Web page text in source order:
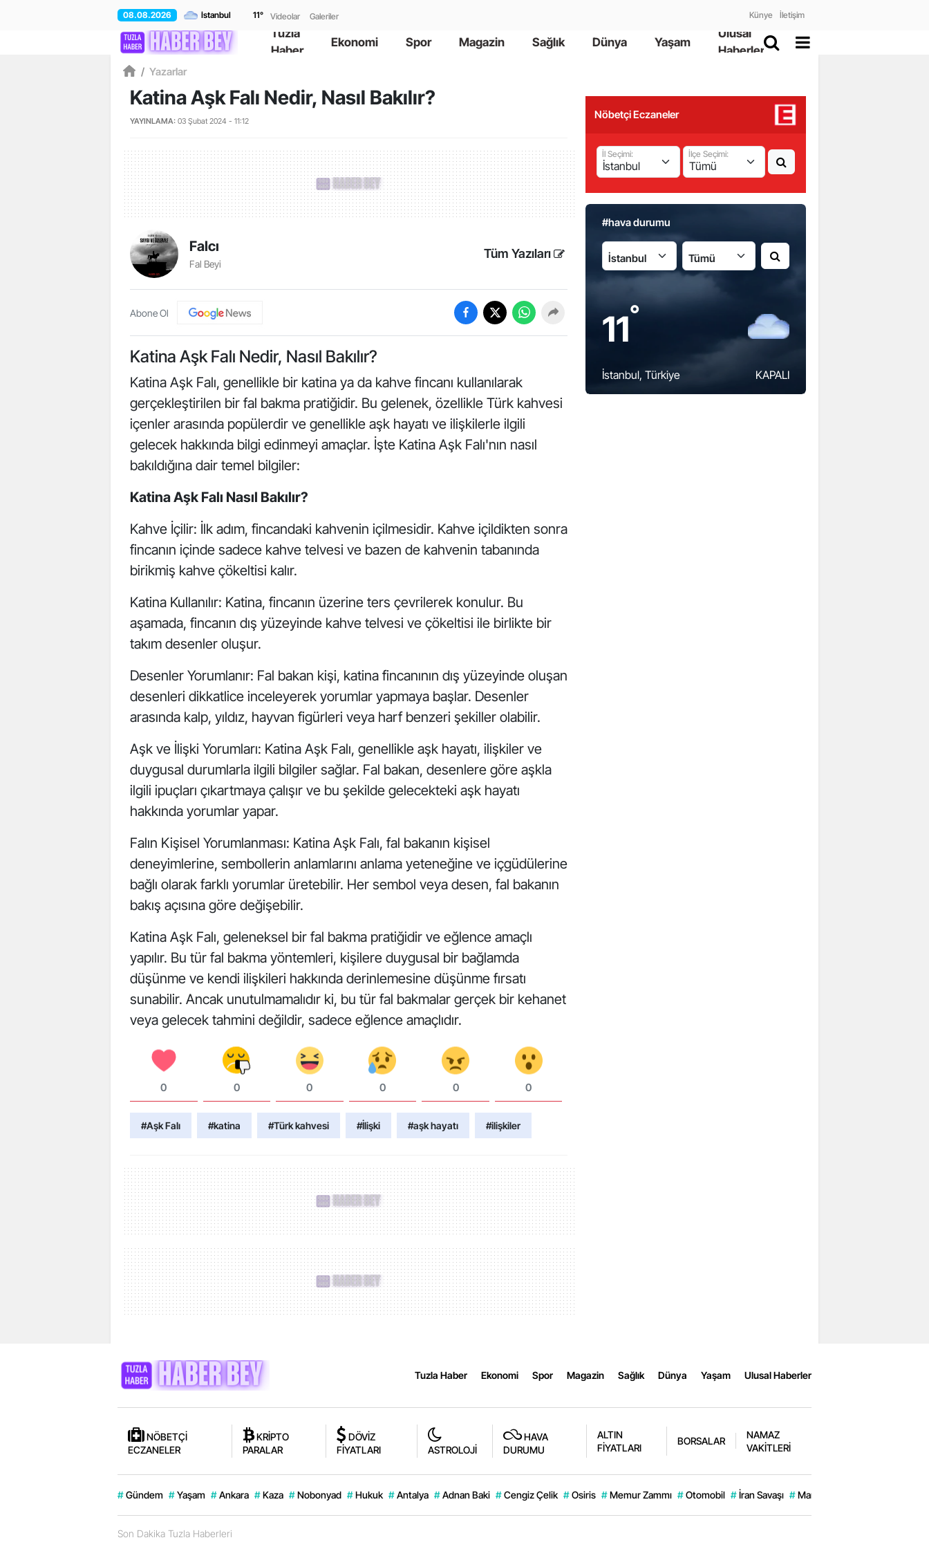
08.08.2026 11° Videolar Galeriler Künye İletişim
Tuzla
Haber
Ekonomi Spor Magazin Sağlık Dünya Yaşam
Ulusal
Haberler
/ Yazarlar
Katina Aşk Falı Nedir, Nasıl Bakılır?
YAYINLAMA: 03 Şubat 2024 - 11:12
Falcı
Fal Beyi
Tüm Yazıları
Abone Ol
Katina Aşk Falı Nedir, Nasıl Bakılır?
Katina Aşk Falı, genellikle bir katina ya da kahve fincanı kullanılarak
gerçekleştirilen bir fal bakma pratiğidir. Bu gelenek, özellikle Türk kahvesi
içenler arasında popülerdir ve genellikle aşk hayatı ve ilişkilerle ilgili
gelecek hakkında bilgi edinmeyi amaçlar. İşte Katina Aşk Falı'nın nasıl
bakıldığına dair temel bilgiler:
Katina Aşk Falı Nasıl Bakılır?
Kahve İçilir: İlk adım, fincandaki kahvenin içilmesidir. Kahve içildikten sonra
fincanın içinde sadece kahve telvesi ve bazen de kahvenin tabanında
birikmiş kahve çökeltisi kalır.
Katina Kullanılır: Katina, fincanın üzerine ters çevrilerek konulur. Bu
aşamada, fincanın dış yüzeyinde kahve telvesi ve çökeltisi ile birlikte bir
takım desenler oluşur.
Desenler Yorumlanır: Fal bakan kişi, katina fincanının dış yüzeyinde oluşan
desenleri dikkatlice inceleyerek yorumlar yapmaya başlar. Desenler
arasında kalp, yıldız, hayvan figürleri veya harf benzeri şekiller olabilir.
Aşk ve İlişki Yorumları: Katina Aşk Falı, genellikle aşk hayatı, ilişkiler ve
duygusal durumlarla ilgili bilgiler sağlar. Fal bakan, desenlere göre aşkla
ilgili ipuçları çıkartmaya çalışır ve bu şekilde gelecekteki aşk hayatı
hakkında yorumlar yapar.
Falın Kişisel Yorumlanması: Katina Aşk Falı, fal bakanın kişisel
deneyimlerine, sembollerin anlamlarını anlama yeteneğine ve içgüdülerine
bağlı olarak farklı yorumlar üretebilir. Her sembol veya desen, fal bakanın
bakış açısına göre değişebilir.
Katina Aşk Falı, geleneksel bir fal bakma pratiğidir ve eğlence amaçlı
yapılır. Bu tür fal bakma yöntemleri, kişilere duygusal bir bağlamda
düşünme ve kendi ilişkileri hakkında derinlemesine düşünme fırsatı
sunabilir. Ancak unutulmamalıdır ki, bu tür fal bakmalar gerçek bir kehanet
veya gelecek tahmini değildir, sadece eğlence amaçlıdır.
0 0 0 0 0 0
#Aşk Falı #katina #Türk kahvesi #İlişki #aşk hayatı #ilişkiler
Nöbetçi Eczaneler
İl Seçimi: İlçe Seçimi:
#hava durumu
11°
İstanbul, Türkiye KAPALI
Tuzla Haber Ekonomi Spor Magazin Sağlık Dünya Yaşam Ulusal Haberler
NÖBETÇİ
ECZANELER
KRİPTO
PARALAR
DÖVİZ
FİYATLARI
ASTROLOJİ
HAVA
DURUMU
ALTIN
FİYATLARI
BORSALAR
NAMAZ
VAKİTLERİ
# Gündem # Yaşam # Ankara # Kaza # Nobonyad # Hukuk # Antalya # Adnan Baki # Cengiz Çelik # Osiris # Memur Zammı # Otomobil # İran Savaşı # Manavgat
Son Dakika Tuzla Haberleri